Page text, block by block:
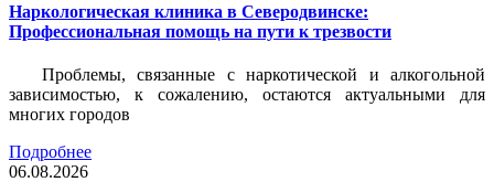
Наркологическая клиника в Северодвинске:
Профессиональная помощь на пути к трезвости
Проблемы, связанные с наркотической и алкогольной
зависимостью, к сожалению, остаются актуальными для
многих городов
Подробнее
06.08.2026